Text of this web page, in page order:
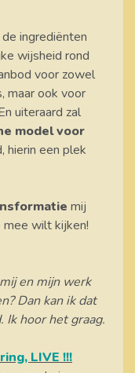
ingrediënten
wijsheid rond
voor zowel
maar ook voor
uiteraard zal
model voor
hierin een plek
mij
mee wilt kijken!
en mijn werk
Dan kan ik dat
Ik hoor het graag.
LIVE !!!